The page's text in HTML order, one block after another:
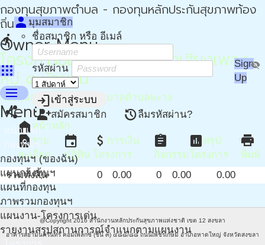
กองทุนสุขภาพตำบล - กองทุนหลักประกันสุขภาพท้อง
ถิ่น - กปท
Owner Menu
apps
person มุมสมาชิก
ชื่อสมาชิก หรือ อีเมล์
รหัสผ่าน visibility_off
loginเข้าสู่ระบบ
person_addสมัครสมาชิก restoreลืมรหัสผ่าน?
Sign
Up
menu
Menu
หน้าแรก
กองทุนฯ
กองทุนฯ (ของฉัน)
แผนกองทุนฯ
แผนที่กองทุน
ภาพรวมกองทุนฯ
แผนงาน-โครงการเด่น
รายงานสรุปสถานการณ์จำแนกตามแผนงาน
directions_run
โครงการออกกำลังกายด้วงเสียงเพลง
หมู่ ๔ ห้วยขัน
กองทุนสุขภาพตำบล เทศบาลตำบลพะวง
share more_vert
home หน้าหลัก
find_in_page ราย
ละเอียด
event
ปฏิทิน
attach_money การเงิน
โครงการ
assignment
กิจกรรม
assessment สรุป
โครงการ
print
พิมพ์
รวมทั้งสิ้น
0 0.00 0 0.00 0.00
@Copyright 2016สำนักงานหลักประกันสุขภาพแห่งชาติ เขต 12 สงขลา
อาคารสยามนครินทร์ คอมเพล็กซ์ (ชั้น ๓) ๔๘๘/๘๘ ถนนเพชรเกษม อำเภอหาดใหญ่ จังหวัดสงขลา